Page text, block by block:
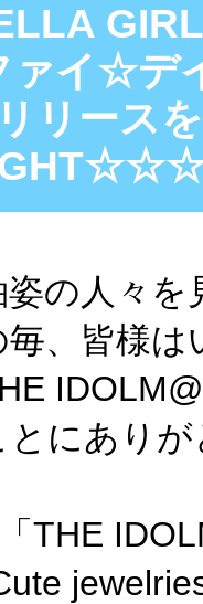
ァイ☆デ
リース
の人々
毎、皆様
とにあり
THE